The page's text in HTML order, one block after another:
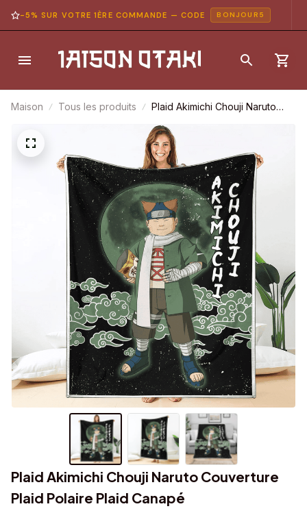
-5% SUR VOTRE 1ÈRE COMMANDE — CODE BONJOUR5
Maison Tous les produits
Plaid Akimichi Chouji Naruto
Canapé
Plaid Akimichi Chouji Naruto Couverture
Plaid Polaire Plaid Canapé